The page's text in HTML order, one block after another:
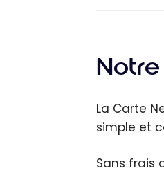
La Carte
simple et
Sans frais